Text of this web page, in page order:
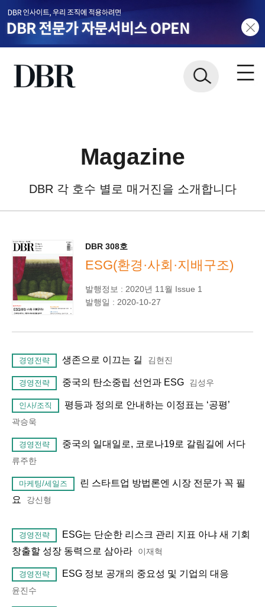
Magazine
DBR 각 호수 별로 매거진을 소개합니다
DBR 308호
ESG(환경·사회·지배구조)
발행정보 : 2020년 11월 Issue 1
발행일 : 2020-10-27
경영전략 생존으로 이끄는 길 김현진
경영전략 중국의 탄소중립 선언과 ESG 김성우
인사/조직 평등과 정의로 안내하는 이정표는 ‘공평’
곽승욱
경영전략 중국의 일대일로, 코로나19로 갈림길에 서다
류주한
마케팅/세일즈
린 스타트업 방법론엔 시장 전문가 꼭 필
요
강신형
경영전략
ESG는 단순한 리스크 관리 지표 아냐 새 기회
창출할 성장 동력으로 삼아라
이재혁
경영전략 ESG 정보 공개의 중요성 및 기업의 대응
윤진수